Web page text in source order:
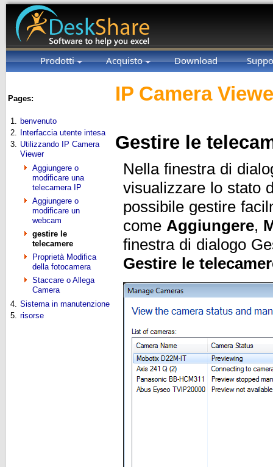
Prodotti Acquisto Download
Pages:
1. benvenuto
2.
Interfaccia utente intesa
3. Utilizzando IP Camera
Viewer
Aggiungere o
modificare una
telecamera IP
Aggiungere o
modificare un
webcam
gestire le
telecamere
Proprietà Modifica
della fotocamera
Staccare o Allega
Camera
4. Sistema in manutenzione
5. risorse
IP Camera
Gestire le
Nella finestra di
visualizzare lo stato
possibile gestire
come Aggiungere,
finestra di dialogo
Gestire le